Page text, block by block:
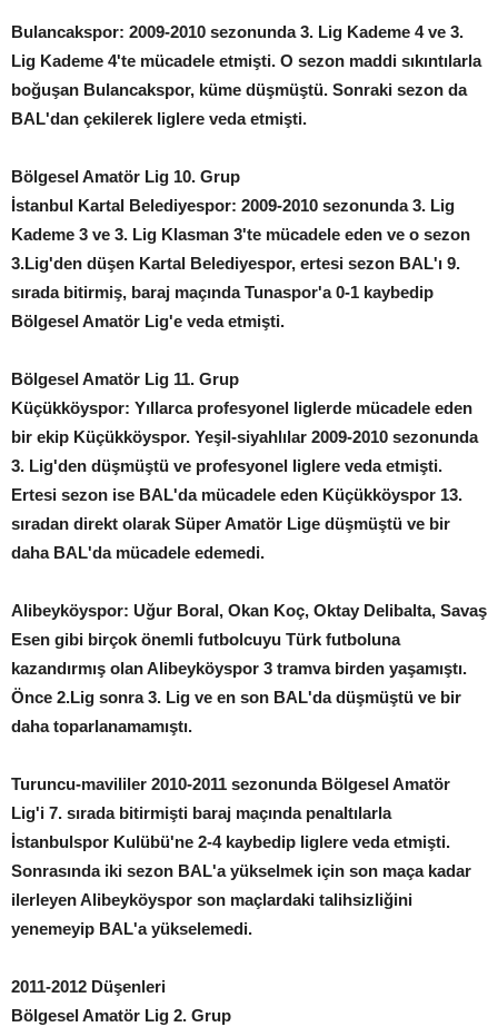
Bulancakspor: 2009-2010 sezonunda 3. Lig Kademe 4 ve 3.
Lig Kademe 4'te mücadele etmişti. O sezon maddi sıkıntılarla
boğuşan Bulancakspor, küme düşmüştü. Sonraki sezon da
BAL'dan çekilerek liglere veda etmişti.
Bölgesel Amatör Lig 10. Grup
İstanbul Kartal Belediyespor: 2009-2010 sezonunda 3. Lig
Kademe 3 ve 3. Lig Klasman 3'te mücadele eden ve o sezon
3.Lig'den düşen Kartal Belediyespor, ertesi sezon BAL'ı 9.
sırada bitirmiş, baraj maçında Tunaspor'a 0-1 kaybedip
Bölgesel Amatör Lig'e veda etmişti.
Bölgesel Amatör Lig 11. Grup
Küçükköyspor: Yıllarca profesyonel liglerde mücadele eden
bir ekip Küçükköyspor. Yeşil-siyahlılar 2009-2010 sezonunda
3. Lig'den düşmüştü ve profesyonel liglere veda etmişti.
Ertesi sezon ise BAL'da mücadele eden Küçükköyspor 13.
sıradan direkt olarak Süper Amatör Lige düşmüştü ve bir
daha BAL'da mücadele edemedi.
Alibeyköyspor: Uğur Boral, Okan Koç, Oktay Delibalta, Savaş
Esen gibi birçok önemli futbolcuyu Türk futboluna
kazandırmış olan Alibeyköyspor 3 tramva birden yaşamıştı.
Önce 2.Lig sonra 3. Lig ve en son BAL'da düşmüştü ve bir
daha toparlanamamıştı.
Turuncu-mavililer 2010-2011 sezonunda Bölgesel Amatör
Lig'i 7. sırada bitirmişti baraj maçında penaltılarla
İstanbulspor Kulübü'ne 2-4 kaybedip liglere veda etmişti.
Sonrasında iki sezon BAL'a yükselmek için son maça kadar
ilerleyen Alibeyköyspor son maçlardaki talihsizliğini
yenemeyip BAL'a yükselemedi.
2011-2012 Düşenleri
Bölgesel Amatör Lig 2. Grup